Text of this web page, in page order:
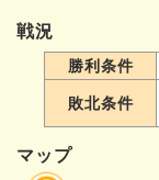
戦況
勝利条件
敗北条件
マップ